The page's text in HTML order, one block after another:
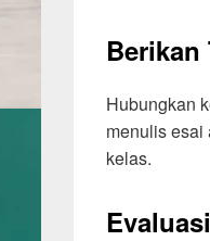
Hubungkan
menulis esai
kelas.